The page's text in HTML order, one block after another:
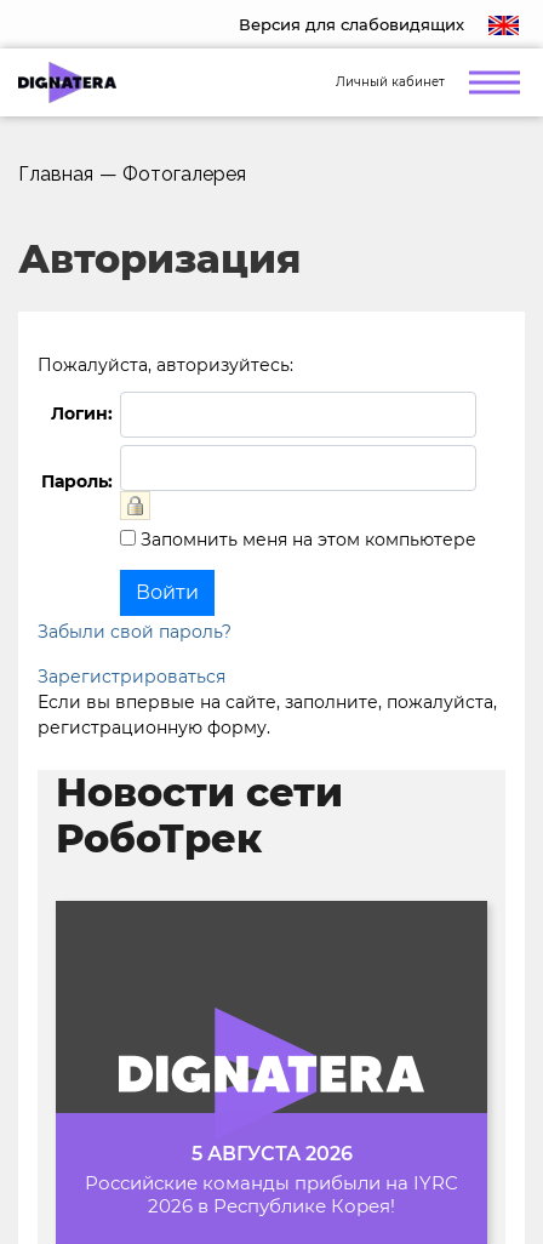
Версия для слабовидящих
Личный кабинет
Главная — Фотогалерея
Авторизация
Пожалуйста, авторизуйтесь:
Логин:
Пароль:
Запомнить меня на этом компьютере
Забыли свой пароль?
Зарегистрироваться
Если вы впервые на сайте, заполните, пожалуйста,
регистрационную форму.
Новости сети
РобоТрек
5 АВГУСТА 2026
Российские команды прибыли на IYRC
2026 в Республике Корея!